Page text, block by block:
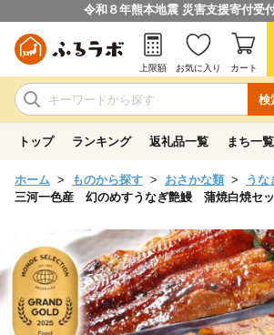
令和８年熊本地震 災害支援寄付受
検
上限額 お気に入り カート
トップ ランキング 返礼品一覧 まち一覧
ホーム ものから探す おさかな類
うな
三河一色産 幻のめすうなぎ艶鰻 蒲焼白焼セッ